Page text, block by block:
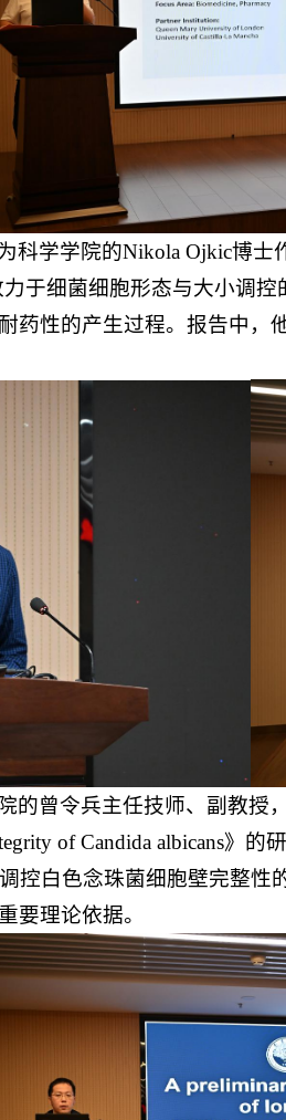
学学院的Nikola Ojkic博士
于细菌细胞形态与大小调
药性的产生过程。报告中
曾令兵主任技师、副教授
of Candida albicans》
控白色念珠菌细胞壁完整
要理论依据。